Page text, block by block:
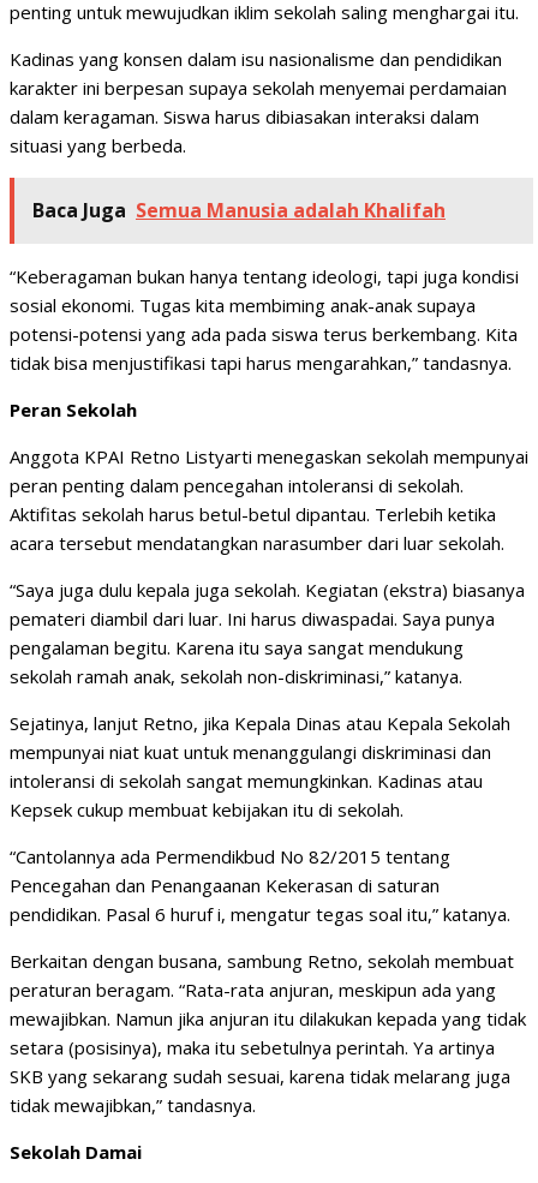
penting untuk mewujudkan iklim sekolah saling menghargai itu.
Kadinas yang konsen dalam isu nasionalisme dan pendidikan
karakter ini berpesan supaya sekolah menyemai perdamaian
dalam keragaman. Siswa harus dibiasakan interaksi dalam
situasi yang berbeda.
Baca Juga Semua Manusia adalah Khalifah
“Keberagaman bukan hanya tentang ideologi, tapi juga kondisi
sosial ekonomi. Tugas kita membiming anak-anak supaya
potensi-potensi yang ada pada siswa terus berkembang. Kita
tidak bisa menjustifikasi tapi harus mengarahkan,” tandasnya.
Peran Sekolah
Anggota KPAI Retno Listyarti menegaskan sekolah mempunyai
peran penting dalam pencegahan intoleransi di sekolah.
Aktifitas sekolah harus betul-betul dipantau. Terlebih ketika
acara tersebut mendatangkan narasumber dari luar sekolah.
“Saya juga dulu kepala juga sekolah. Kegiatan (ekstra) biasanya
pemateri diambil dari luar. Ini harus diwaspadai. Saya punya
pengalaman begitu. Karena itu saya sangat mendukung
sekolah ramah anak, sekolah non-diskriminasi,” katanya.
Sejatinya, lanjut Retno, jika Kepala Dinas atau Kepala Sekolah
mempunyai niat kuat untuk menanggulangi diskriminasi dan
intoleransi di sekolah sangat memungkinkan. Kadinas atau
Kepsek cukup membuat kebijakan itu di sekolah.
“Cantolannya ada Permendikbud No 82/2015 tentang
Pencegahan dan Penangaanan Kekerasan di saturan
pendidikan. Pasal 6 huruf i, mengatur tegas soal itu,” katanya.
Berkaitan dengan busana, sambung Retno, sekolah membuat
peraturan beragam. “Rata-rata anjuran, meskipun ada yang
mewajibkan. Namun jika anjuran itu dilakukan kepada yang tidak
setara (posisinya), maka itu sebetulnya perintah. Ya artinya
SKB yang sekarang sudah sesuai, karena tidak melarang juga
tidak mewajibkan,” tandasnya.
Sekolah Damai